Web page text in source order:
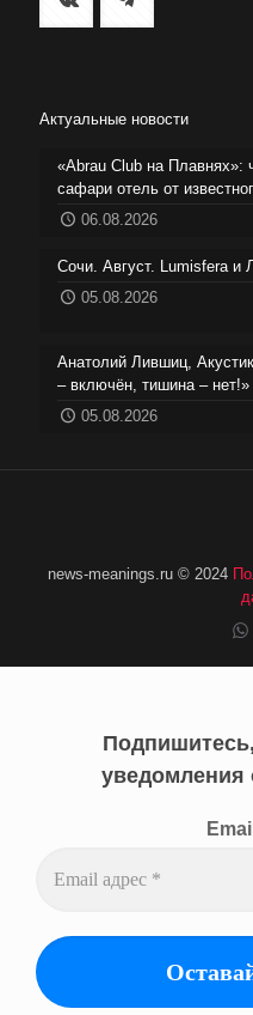
Актуальные новости
«Abrau Club на Плавнях»:
сафари отель от
06.08.2026
Сочи. Август. Lumisfera и
05.08.2026
Анатолий Лившиц,
– включён, тишина – нет!»
05.08.2026
news-meanings.ru © 2024
уведомления